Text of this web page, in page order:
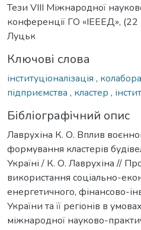
Тези VIII Міжнародної
конференції ГО «ІЕЕЕД»,
Луцьк
Ключові слова
інституціоналізація ,
підприємства , кластер ,
Бібліографічний опис
Лаврухіна К. О. Вплив
формування кластерів
Україні / К. О. Лаврухіна //
використання соціально-
енергетичного, фінансово-
України та її регіонів в
міжнародної науково-